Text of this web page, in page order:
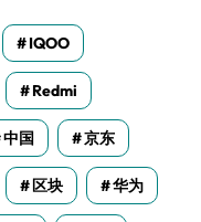
IQOO
Redmi
中国 京东
区块 华为